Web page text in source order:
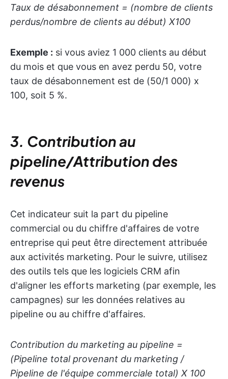
Taux de désabonnement = (nombre de clients
perdus/nombre de clients au début) X100
Exemple : si vous aviez 1 000 clients au début
du mois et que vous en avez perdu 50, votre
taux de désabonnement est de (50/1 000) x
100, soit 5 %.
3. Contribution au
pipeline/Attribution des
revenus
Cet indicateur suit la part du pipeline
commercial ou du chiffre d'affaires de votre
entreprise qui peut être directement attribuée
aux activités marketing. Pour le suivre, utilisez
des outils tels que les logiciels CRM afin
d'aligner les efforts marketing (par exemple, les
campagnes) sur les données relatives au
pipeline ou au chiffre d'affaires.
Contribution du marketing au pipeline =
(Pipeline total provenant du marketing /
Pipeline de l'équipe commerciale total) X 100